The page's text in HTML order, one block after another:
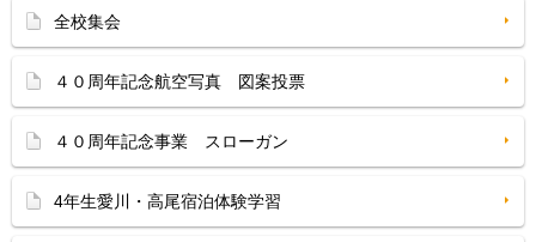
全校集会
４０周年記念航空写真 図案投票
４０周年記念事業 スローガン
4年生愛川・高尾宿泊体験学習